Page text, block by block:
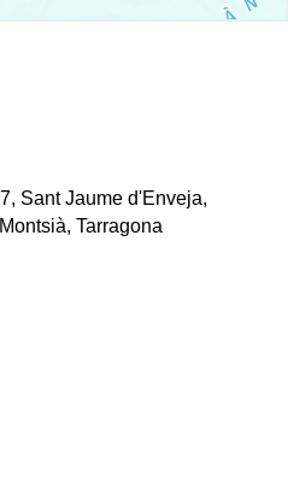
Sant Jaume d'Enveja,
Tarragona